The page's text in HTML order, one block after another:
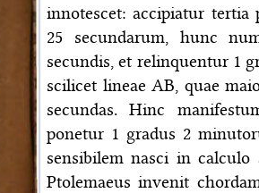
innotescet: accipiatur tertia
25 secundarum, hunc
secundis, et relinquentur 1
scilicet lineae AB, quae
secundas. Hinc
ponetur 1 gradus 2
sensibilem nasci in
Ptolemaeus invenit